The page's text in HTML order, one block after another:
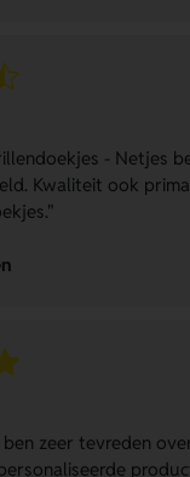
- Netjes
Kwaliteit ook
zeer tevreden